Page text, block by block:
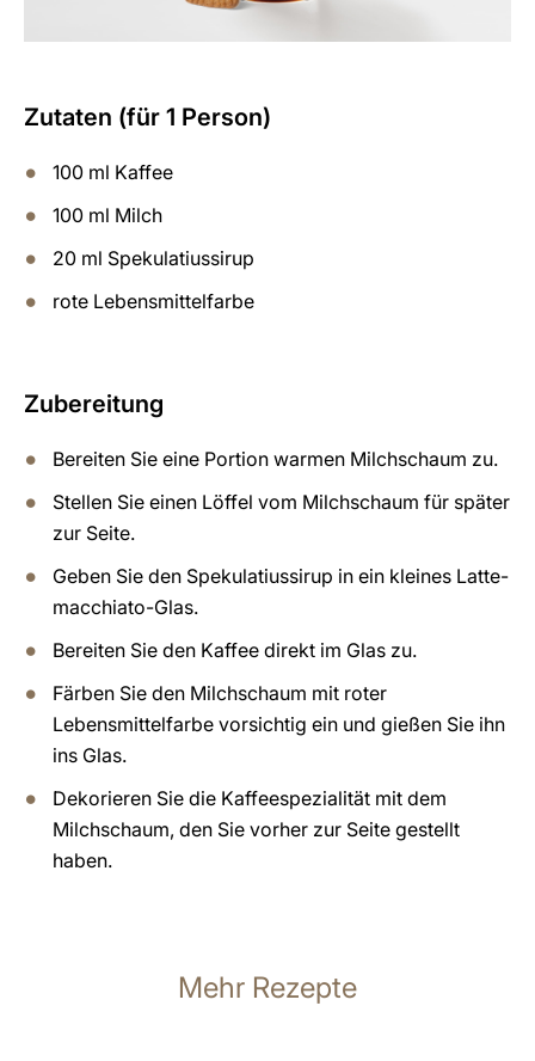
Zutaten (für 1 Person)
100 ml Kaffee
100 ml Milch
20 ml Spekulatiussirup
rote Lebensmittelfarbe
Zubereitung
Bereiten Sie eine Portion warmen Milchschaum zu.
Stellen Sie einen Löffel vom Milchschaum für später
zur Seite.
Geben Sie den Spekulatiussirup in ein kleines Latte-
macchiato-Glas.
Bereiten Sie den Kaffee direkt im Glas zu.
Färben Sie den Milchschaum mit roter
Lebensmittelfarbe vorsichtig ein und gießen Sie ihn
ins Glas.
Dekorieren Sie die Kaffeespezialität mit dem
Milchschaum, den Sie vorher zur Seite gestellt
haben.
Mehr Rezepte